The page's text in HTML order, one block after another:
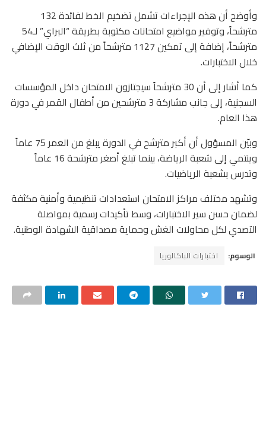
وأوضح أن هذه الإجراءات تشمل تضخيم الخط لفائدة 132
مترشحاً، وتوفير مواضيع امتحانات مكتوبة بطريقة “البراي” لـ54
مترشحاً، إضافة إلى تمكين 1127 مترشحاً من ثلث الوقت الإضافي
خلال الاختبارات.
كما أشار إلى أن 30 مترشحاً سيجتازون الامتحان داخل المؤسسات
السجنية، إلى جانب مشاركة 3 مترشحين من أطفال القمر في دورة
هذا العام.
وبيّن المسؤول أن أكبر مترشح في الدورة يبلغ من العمر 75 عاماً
وينتمي إلى شعبة الرياضة، بينما تبلغ أصغر مترشحة 16 عاماً
وتدرس بشعبة الرياضيات.
وتشهد مختلف مراكز الامتحان استعدادات تنظيمية وأمنية مكثفة
لضمان حسن سير الاختبارات، وسط تأكيدات رسمية بمواصلة
التصدي لكل محاولات الغش وحماية مصداقية الشهادة الوطنية.
الوسوم: اختبارات الباكالوريا